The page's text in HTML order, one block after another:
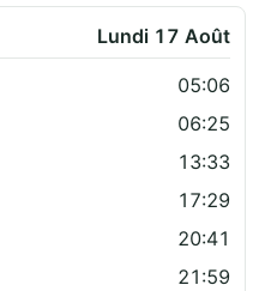
Lundi 17 Août
05:06
06:25
13:33
17:29
20:41
21:59